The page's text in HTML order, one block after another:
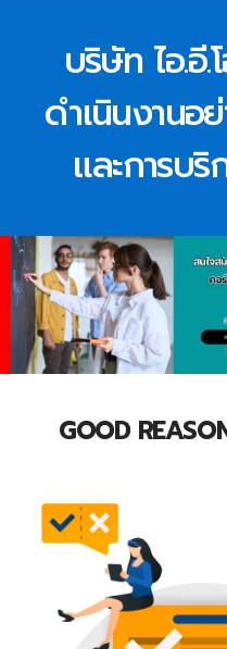
บริษัท ไอ.อี
ดำเนินงานอ
และการบ
GOOD